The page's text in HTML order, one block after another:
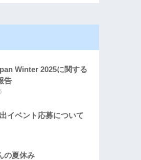
Winter 2025に関する
告
イベント応募について
の夏休み